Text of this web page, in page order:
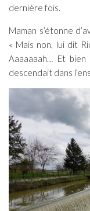
dernière fois.
Maman s’étonne
« Mais non, lui dit
Aaaaaaah… Et
descendait dans